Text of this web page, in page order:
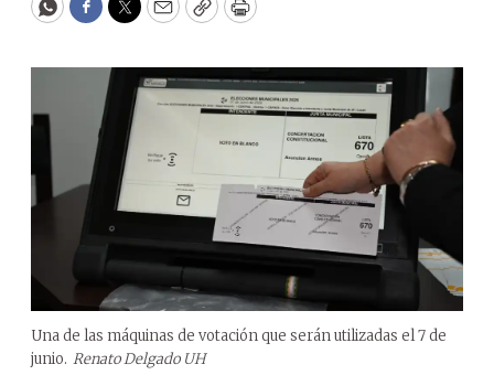
WhatsApp
Facebook
Twitter
EmailCopyPrint
Una de las máquinas de votación que serán utilizadas el 7 de
junio. Renato Delgado UH